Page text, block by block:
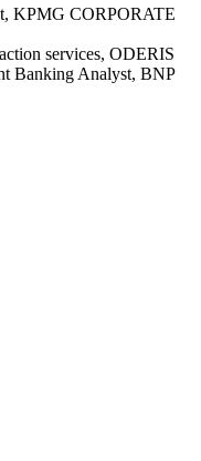
KPMG CORPORATE
services, ODERIS
Banking Analyst, BNP